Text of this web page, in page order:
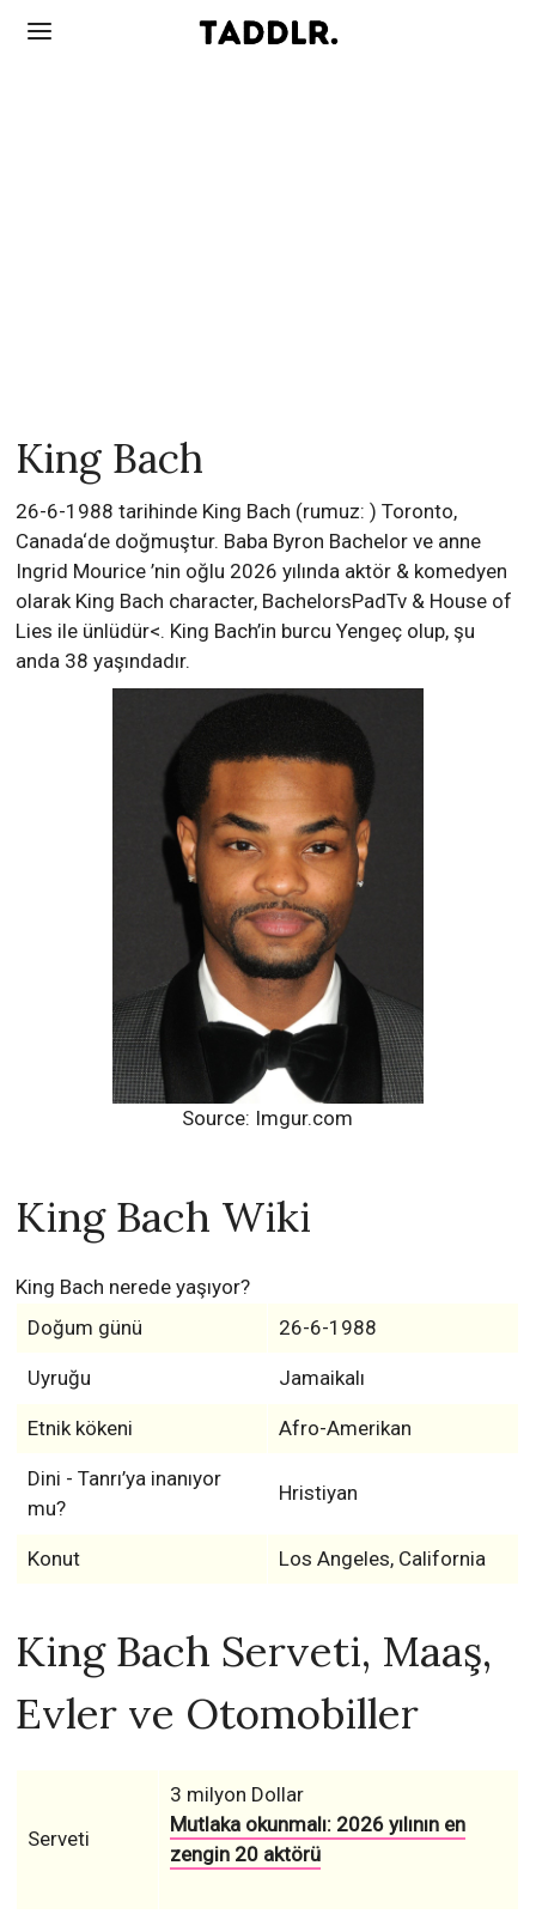
King Bach
26-6-1988 tarihinde King Bach (rumuz: ) Toronto,
Canada‘de doğmuştur. Baba Byron Bachelor ve anne
Ingrid Mourice ’nin oğlu 2026 yılında aktör & komedyen
olarak King Bach character, BachelorsPadTv & House of
Lies ile ünlüdür<. King Bach’in burcu Yengeç olup, şu
anda 38 yaşındadır.
Source: Imgur.com
King Bach Wiki
King Bach nerede yaşıyor?
Doğum günü
26-6-1988
Uyruğu Jamaikalı
Etnik kökeni Afro-Amerikan
Dini - Tanrı’ya inanıyor
mu?
Hristiyan
Konut Los Angeles, California
King Bach Serveti, Maaş,
Evler ve Otomobiller
Serveti
3 milyon Dollar
Mutlaka okunmalı: 2026 yılının en
zengin 20 aktörü